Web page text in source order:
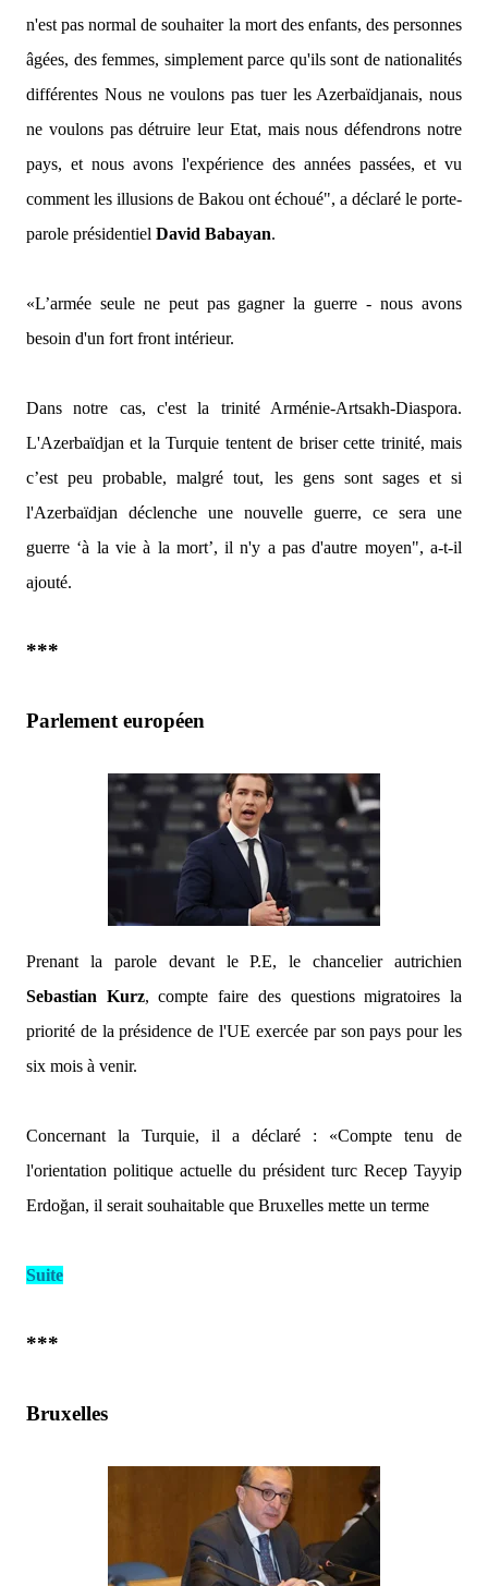
n'est pas normal de souhaiter la mort des enfants, des personnes
âgées, des femmes, simplement parce qu'ils sont de nationalités
différentes Nous ne voulons pas tuer les Azerbaïdjanais, nous
ne voulons pas détruire leur Etat, mais nous défendrons notre
pays, et nous avons l'expérience des années passées, et vu
comment les illusions de Bakou ont échoué", a déclaré le porte-
parole présidentiel David Babayan.
«L’armée seule ne peut pas gagner la guerre - nous avons
besoin d'un fort front intérieur.
Dans notre cas, c'est la trinité Arménie-Artsakh-Diaspora.
L'Azerbaïdjan et la Turquie tentent de briser cette trinité, mais
c’est peu probable, malgré tout, les gens sont sages et si
l'Azerbaïdjan déclenche une nouvelle guerre, ce sera une
guerre ‘à la vie à la mort’, il n'y a pas d'autre moyen", a-t-il
ajouté.
***
Parlement européen
Prenant la parole devant le P.E, le chancelier autrichien
Sebastian Kurz, compte faire des questions migratoires la
priorité de la présidence de l'UE exercée par son pays pour les
six mois à venir.
Concernant la Turquie, il a déclaré : «Compte tenu de
l'orientation politique actuelle du président turc Recep Tayyip
Erdoğan, il serait souhaitable que Bruxelles mette un terme
Suite
***
Bruxelles